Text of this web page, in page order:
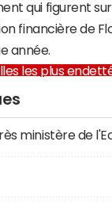
qui figurent
financière de
année.
les plus
ministère de